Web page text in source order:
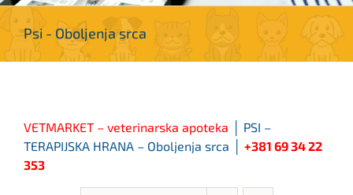
Psi - Oboljenja srca
VETMARKET – veterinarska apoteka │ PSI –
TERAPIJSKA HRANA – Oboljenja srca
+381 69 34 22
353